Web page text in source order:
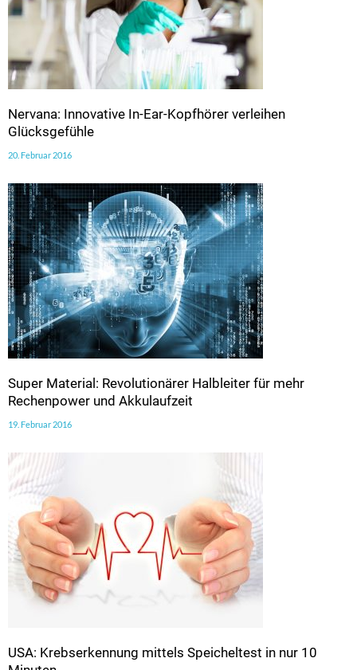
Nervana: Innovative In-Ear-Kopfhörer verleihen
Glücksgefühle
20. Februar 2016
Super Material: Revolutionärer Halbleiter für mehr
Rechenpower und Akkulaufzeit
19. Februar 2016
USA: Krebserkennung mittels Speicheltest in nur 10